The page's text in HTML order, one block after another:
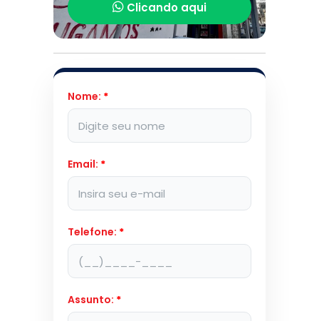
Clicando aqui
Nome: *
Email: *
Telefone: *
Assunto: *